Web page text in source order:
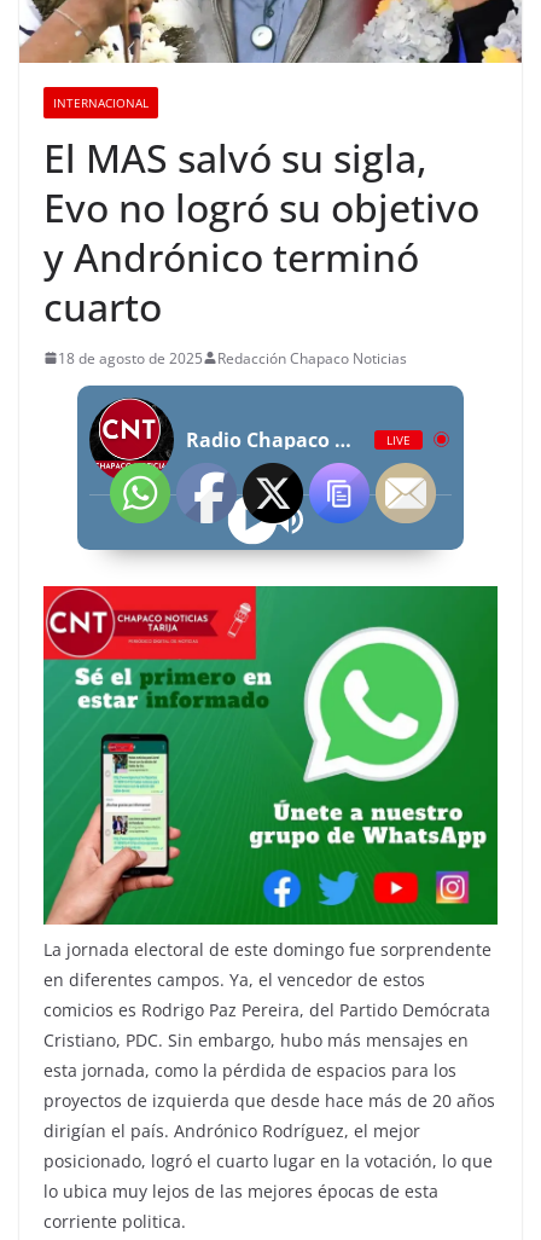
INTERNACIONAL
El MAS salvó su sigla,
Evo no logró su objetivo
y Andrónico terminó
cuarto
18 de agosto de 2025 Redacción Chapaco Noticias
Radio Chapaco Noticias Las 24 horas en vivo LIVE
La jornada electoral de este domingo fue sorprendente
en diferentes campos. Ya, el vencedor de estos
comicios es Rodrigo Paz Pereira, del Partido Demócrata
Cristiano, PDC. Sin embargo, hubo más mensajes en
esta jornada, como la pérdida de espacios para los
proyectos de izquierda que desde hace más de 20 años
dirigían el país. Andrónico Rodríguez, el mejor
posicionado, logró el cuarto lugar en la votación, lo que
lo ubica muy lejos de las mejores épocas de esta
corriente politica.